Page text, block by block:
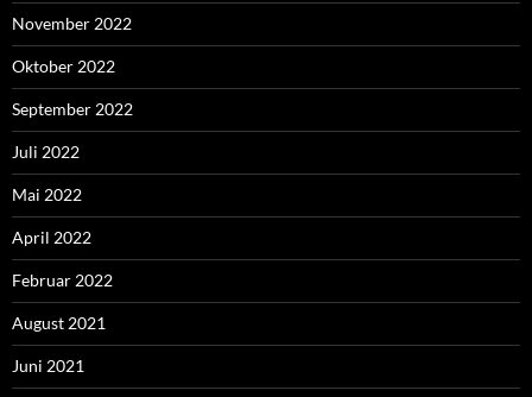
November 2022
Oktober 2022
September 2022
Juli 2022
Mai 2022
April 2022
Februar 2022
August 2021
Juni 2021